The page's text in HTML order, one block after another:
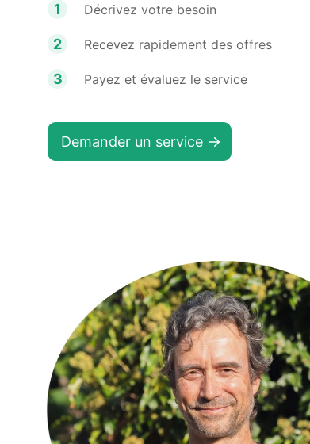
1 Décrivez votre besoin
2 Recevez rapidement des offres
3 Payez et évaluez le service
Demander un service